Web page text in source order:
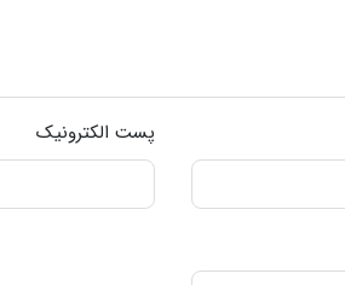
پست الکترونیک